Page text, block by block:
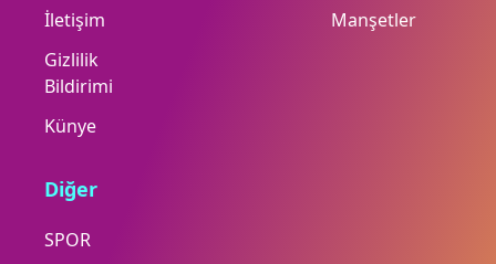
İletişim
Gizlilik
Bildirimi
Künye
Manşetler
Diğer
SPOR